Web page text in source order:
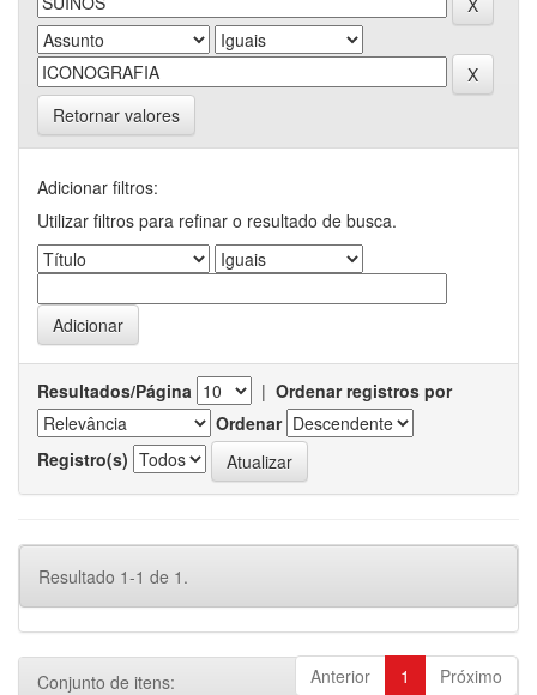
Retornar valores
Adicionar filtros:
Utilizar filtros para refinar o resultado de busca.
Resultados/Página | Ordenar registros por
Ordenar
Registro(s)
Resultado 1-1 de 1.
Anterior 1 Próximo
Conjunto de itens: